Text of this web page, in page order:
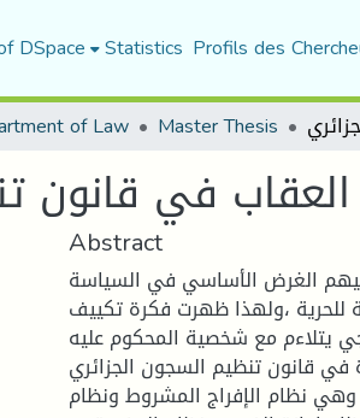
DSpace Statistics Profils des
of Law Master Thesis
في قانون
Abstract
الغرض الأساسي في السياسة
للحرية ،ولهذا ظهرت فكرة تكييف
يتلاءم مع شخصية المحكوم عليه .
في قانون تنظيم السجون الجزائري
نظام الإفراج المشروط ونظام